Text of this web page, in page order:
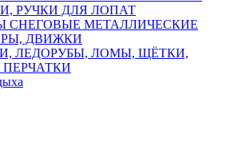
РУЧКИ ДЛЯ ЛОПАТ
СНЕГОВЫЕ МЕТАЛЛИЧЕСКИЕ
ДВИЖКИ
ЛЕДОРУБЫ, ЛОМЫ, ЩЁТКИ,